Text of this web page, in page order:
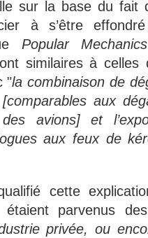
sur la base du fait
à s’être
Popular Mechanics
similaires à celles
"la combinaison de
aux
avions] et
aux feux de
cette
étaient parvenus
privée, ou